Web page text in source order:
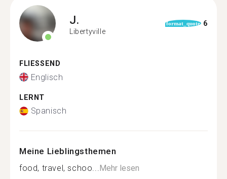
J.
Libertyville
format_quote 6
FLIESSEND
Englisch
LERNT
Spanisch
Meine Lieblingsthemen
food, travel, schoo...Mehr lesen